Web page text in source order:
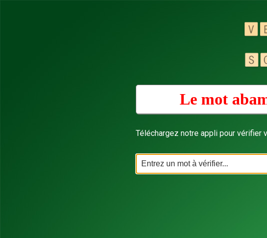
Le mot
Téléchargez notre appli pour vérifier